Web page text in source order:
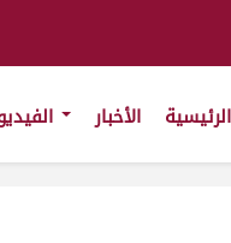
الرئيسية الأخبار